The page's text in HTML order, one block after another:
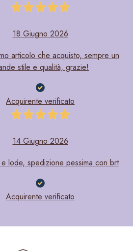
18 Giugno 2026
articolo che acquisto, sempre un
stile e qualità, grazie!
Acquirente verificato
14 Giugno 2026
lode, spedizione pessima con brt
Acquirente verificato